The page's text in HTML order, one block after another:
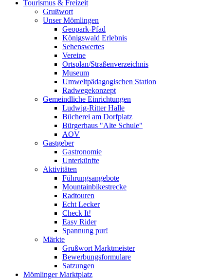
Tourismus & Freizeit
Grußwort
Unser Mömlingen
Geopark-Pfad
Königswald Erlebnis
Sehenswertes
Vereine
Ortsplan/Straßenverzeichnis
Museum
Umweltpädagogischen Station
Radwegekonzept
Gemeindliche Einrichtungen
Ludwig-Ritter Halle
Bücherei am Dorfplatz
Bürgerhaus "Alte Schule"
AOV
Gastgeber
Gastronomie
Unterkünfte
Aktivitäten
Führungsangebote
Mountainbikestrecke
Radtouren
Echt Lecker
Check It!
Easy Rider
Spannung pur!
Märkte
Grußwort Marktmeister
Bewerbungsformulare
Satzungen
Mömlinger Marktplatz